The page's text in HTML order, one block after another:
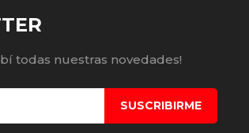
todas nuestras novedades!
SUSCRIBIRME